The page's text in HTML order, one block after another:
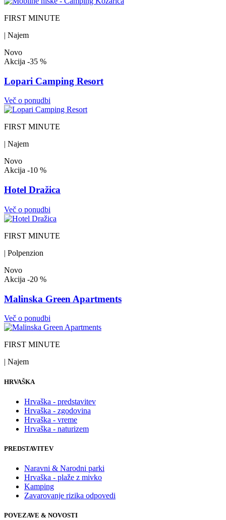
FIRST MINUTE
| Najem
Novo
Akcija -35 %
Lopari Camping Resort
Več o ponudbi
FIRST MINUTE
| Najem
Novo
Akcija -10 %
Hotel Dražica
Več o ponudbi
FIRST MINUTE
| Polpenzion
Novo
Akcija -20 %
Malinska Green Apartments
Več o ponudbi
FIRST MINUTE
| Najem
HRVAŠKA
Hrvaška - predstavitev
Hrvaška - zgodovina
Hrvaška - vreme
Hrvaška - naturizem
PREDSTAVITEV
Naravni & Narodni parki
Hrvaška - plaže z mivko
Kamping
Zavarovanje rizika odpovedi
POVEZAVE & NOVOSTI